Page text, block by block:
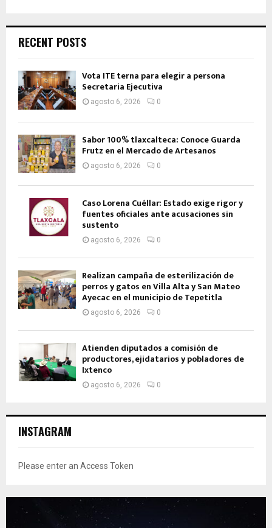
RECENT POSTS
Vota ITE terna para elegir a persona
Secretaria Ejecutiva
agosto 6, 2026 0
Sabor 100% tlaxcalteca: Conoce Guarda
Frutz en el Mercado de Artesanos
agosto 6, 2026 0
Caso Lorena Cuéllar: Estado exige rigor y
fuentes oficiales ante acusaciones sin
sustento
agosto 6, 2026 0
Realizan campaña de esterilización de
perros y gatos en Villa Alta y San Mateo
Ayecac en el municipio de Tepetitla
agosto 6, 2026 0
Atienden diputados a comisión de
productores, ejidatarios y pobladores de
Ixtenco
agosto 6, 2026 0
INSTAGRAM
Please enter an Access Token